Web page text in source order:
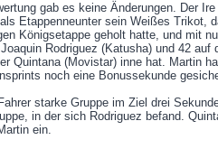
gab es keine Änderungen. Der
Etappenneunter sein Weißes Trikot,
Königsetappe geholt hatte, und mit
Rodriguez (Katusha) und 42 auf
Quintana (Movistar) inne hat. Martin
noch eine Bonussekunde
starke Gruppe im Ziel drei
in der sich Rodriguez befand.
ein.